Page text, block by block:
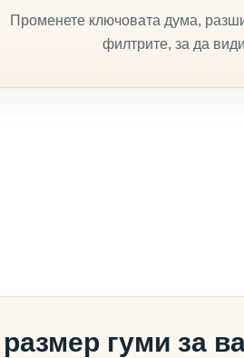
Променете ключовата дума,
филтрите, за да
гуми за